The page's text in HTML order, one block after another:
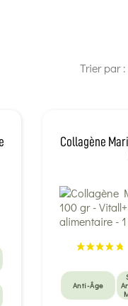
Trier par :
Collagène
Anti-Âge